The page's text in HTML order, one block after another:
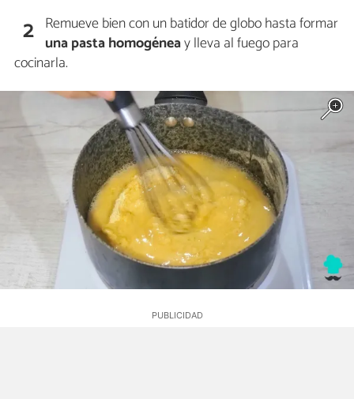
2 Remueve bien con un batidor de globo hasta formar
una pasta homogéneay lleva al fuego para
cocinarla.